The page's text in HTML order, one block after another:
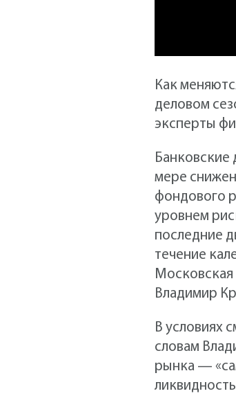
Как
деловом
эксперты
Банковские
мере
фондового
уровнем
последние
течение
Владимир
В условиях
словам
рынка —